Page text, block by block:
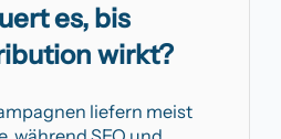
es, bis
wirkt?
liefern meist